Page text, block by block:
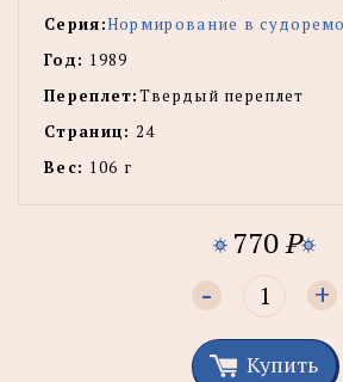
Серия:Нормирование в
Год: 1989
Переплет:Твердый переплет
Страниц: 24
Вес: 106 г
770P
- +
Купить